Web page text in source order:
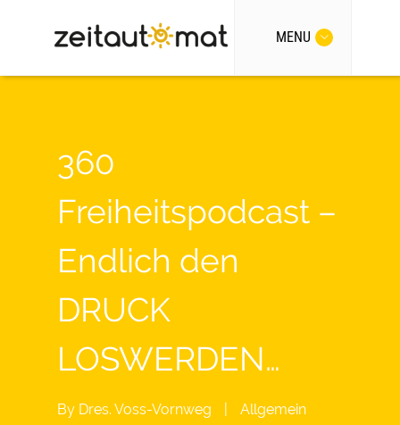
MENU
360
Freiheitspodcast –
Endlich den
DRUCK
LOSWERDEN…
By Dres. Voss-Vornweg Allgemein